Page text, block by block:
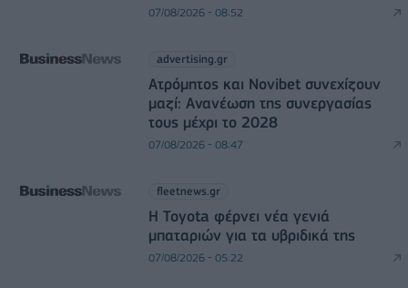
07/08/2026 - 08:52
advertising.gr
Ατρόμητος και Novibet συνεχίζουν
μαζί: Ανανέωση της συνεργασίας
τους μέχρι το 2028
07/08/2026 - 08:47
fleetnews.gr
Η Toyota φέρνει νέα γενιά
μπαταριών για τα υβριδικά της
07/08/2026 - 05:22